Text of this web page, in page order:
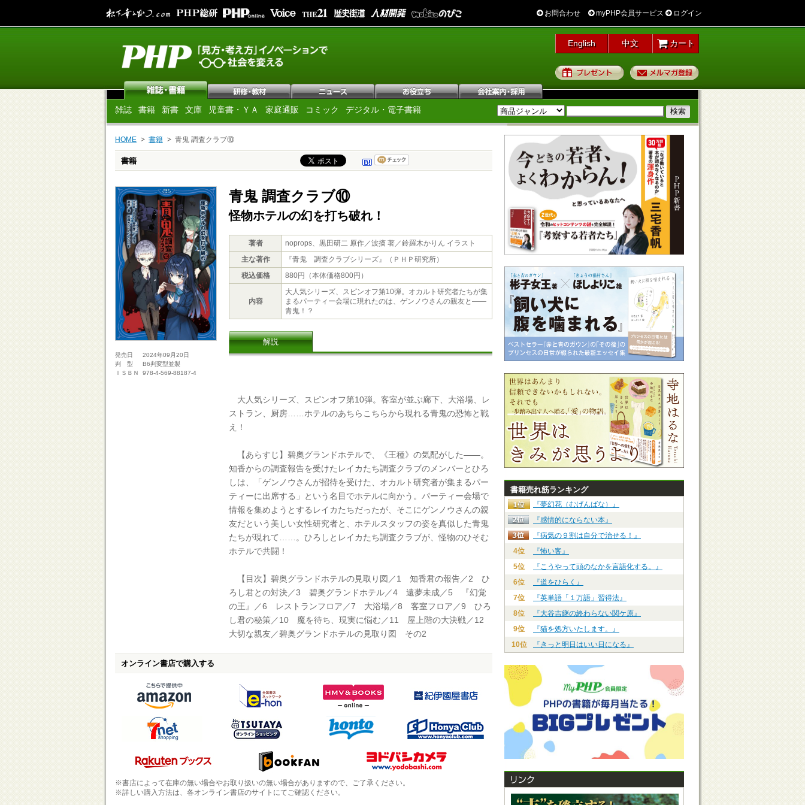
お問合わせ myPHP会員サービス ログイン
English 中文 カート
プレゼント
雑誌 書籍 新書 文庫 児童書・ＹＡ 家庭通販 コミック デジタル・電子書籍
HOME 書籍 青鬼 調査クラブ⑩
書籍
発売日
2024年09月20日
判 型
B6判変型並製
ＩＳＢＮ
978-4-569-88187-4
青鬼 調査クラブ⑩
怪物ホテルの幻を打ち破れ！
著者
noprops、黒田研二 原作／波摘 著／鈴羅木かりん イラスト
主な著作
『青鬼 調査クラブシリーズ』（ＰＨＰ研究所）
税込価格
880円（本体価格800円）
内容
大人気シリーズ、スピンオフ第10弾。オカルト研究者たちが集
まるパーティー会場に現れたのは、ゲンノウさんの親友と――
青鬼！？
解説
大人気シリーズ、スピンオフ第10弾。客室が並ぶ廊下、大浴場、レ
ストラン、厨房……ホテルのあちらこちらから現れる青鬼の恐怖と戦
え！
【あらすじ】碧奧グランドホテルで、《王種》の気配がした――。
知香からの調査報告を受けたレイカたち調査クラブのメンバーとひろ
しは、「ゲンノウさんが招待を受けた、オカルト研究者が集まるパー
ティーに出席する」という名目でホテルに向かう。パーティー会場で
情報を集めようとするレイカたちだったが、そこにゲンノウさんの親
友だという美しい女性研究者と、ホテルスタッフの姿を真似した青鬼
たちが現れて……。ひろしとレイカたち調査クラブが、怪物のひそむ
ホテルで共闘！
【目次】碧奥グランドホテルの見取り図／1 知香君の報告／2 ひ
ろし君との対決／3 碧奥グランドホテル／4 遠夢未成／5 『幻覚
の王』／6 レストランフロア／7 大浴場／8 客室フロア／9 ひろ
し君の秘策／10 魔を待ち、現実に悩む／11 屋上階の大決戦／12
大切な親友／碧奥グランドホテルの見取り図 その2
オンライン書店で購入する
※書店によって在庫の無い場合やお取り扱いの無い場合がありますので、ご了承ください。
※詳しい購入方法は、各オンライン書店のサイトにてご確認ください。
書籍売れ筋ランキング
『夢幻花（むげんばな）』
『感情的にならない本』
『病気の９割は自分で治せる！』
4位
『怖い客』
5位
『こうやって頭のなかを言語化する。』
6位
『道をひらく』
7位
『英単語「１万語」習得法』
8位
『大谷吉継の終わらない関ケ原』
9位
『猫を処方いたします。』
10位
『きっと明日はいい日になる』